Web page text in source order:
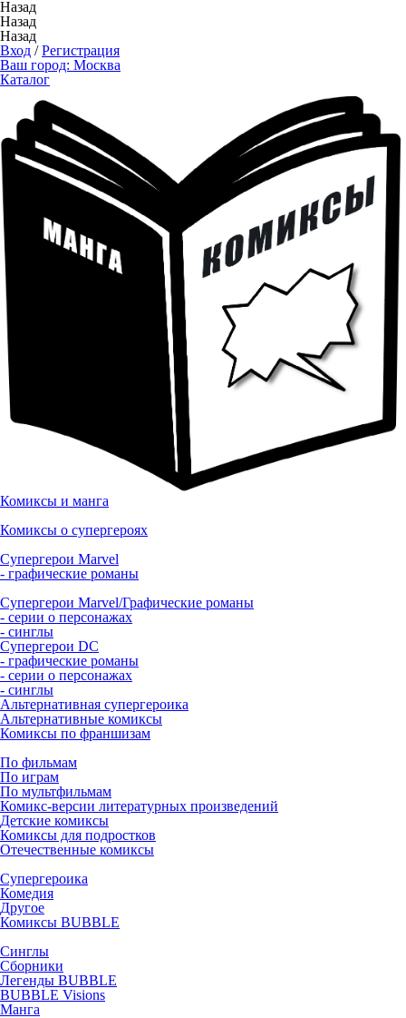
Назад
Назад
Назад
Вход /Регистрация
Ваш город: Москва
Каталог
Комиксы и манга
Комиксы о супергероях
Супергерои Marvel
- графические романы
Супергерои Marvel/Графические романы
- серии о персонажах
- синглы
Супергерои DC
- графические романы
- серии о персонажах
- синглы
Альтернативная супергероика
Альтернативные комиксы
Комиксы по франшизам
По фильмам
По играм
По мультфильмам
Комикс-версии литературных произведений
Детские комиксы
Комиксы для подростков
Отечественные комиксы
Супергероика
Комедия
Другое
Комиксы BUBBLE
Синглы
Сборники
Легенды BUBBLE
BUBBLE Visions
Манга